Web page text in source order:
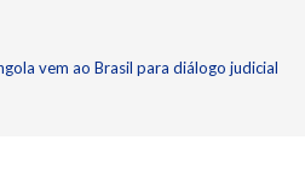
vem ao Brasil para diálogo judicial